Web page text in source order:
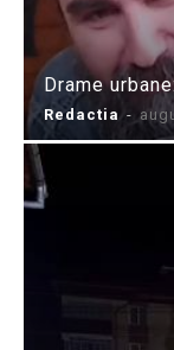
Drame
Redactia -